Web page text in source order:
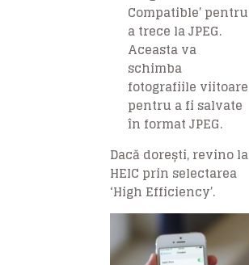
Compatible’ pentru
a trece la JPEG.
Aceasta va
schimba
fotografiile viitoare
pentru a fi salvate
în format JPEG.
Dacă dorești, revino la
HEIC prin selectarea
‘High Efficiency’.